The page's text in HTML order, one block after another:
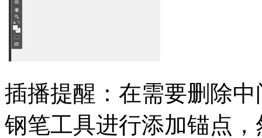
插播提醒：在需要删除
钢笔工具进行添加锚点